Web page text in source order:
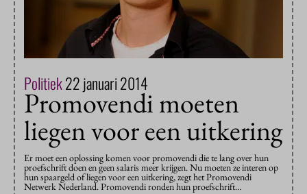
Politiek22 januari 2014
Promovendi moeten
liegen voor een uitkering
Er moet een oplossing komen voor promovendi die te lang over hun
proefschrift doen en geen salaris meer krijgen. Nu moeten ze interen op
hun spaargeld of liegen voor een uitkering, zegt het Promovendi
Netwerk Nederland. Promovendi ronden hun proefschrift…